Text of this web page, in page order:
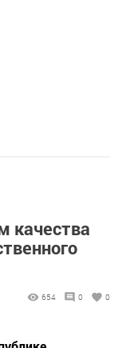
качества
654 0 0